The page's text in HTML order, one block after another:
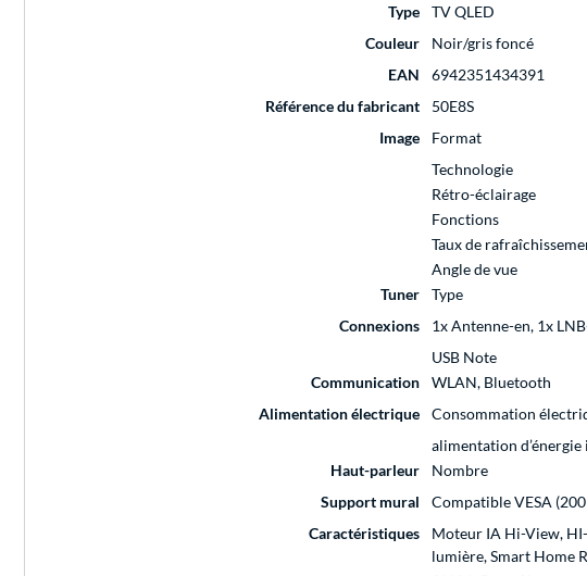
Type
TV QLED
Couleur
Noir/gris foncé
EAN
6942351434391
Référence du fabricant
50E8S
Image
Format
Technologie
Rétro-éclairage
Fonctions
Taux de
Angle de vue
Tuner
Type
Connexions
1x Antenne-en, 1x
USB Note
Communication
WLAN, Bluetooth
Alimentation électrique
Consommation
alimentation d’énergie
Haut-parleur
Nombre
Support mural
Compatible VESA
Caractéristiques
Moteur IA Hi-View,
lumière, Smart Home